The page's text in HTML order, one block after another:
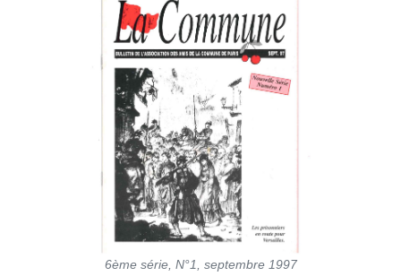
6ème série, N°1, septembre 1997